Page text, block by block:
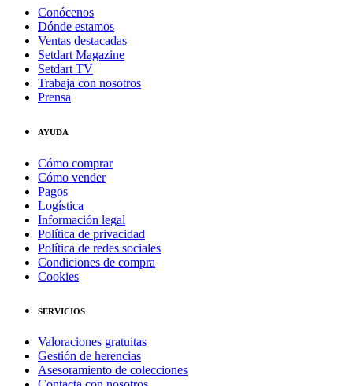
Conócenos
Dónde estamos
Ventas destacadas
Setdart Magazine
Setdart TV
Trabaja con nosotros
Prensa
AYUDA
Cómo comprar
Cómo vender
Pagos
Logística
Información legal
Política de privacidad
Política de redes sociales
Condiciones de compra
Cookies
SERVICIOS
Valoraciones gratuitas
Gestión de herencias
Asesoramiento de colecciones